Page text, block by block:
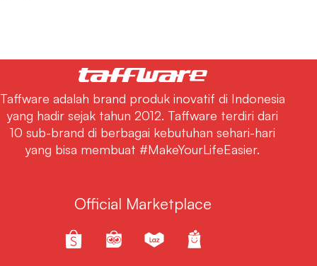
Taffware adalah brand produk inovatif di Indonesia
yang hadir sejak tahun 2012. Taffware terdiri dari
10 sub-brand di berbagai kebutuhan sehari-hari
yang bisa membuat #MakeYourLifeEasier.
Official Marketplace